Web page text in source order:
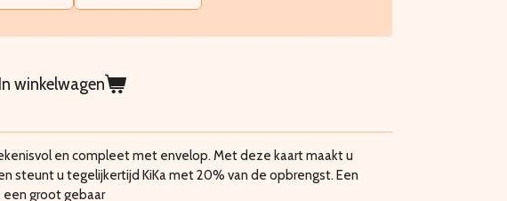
In winkelwagen
en compleet met envelop. Met deze kaart maakt u
steunt u tegelijkertijd KiKa met 20% van de opbrengst. Een
een groot gebaar